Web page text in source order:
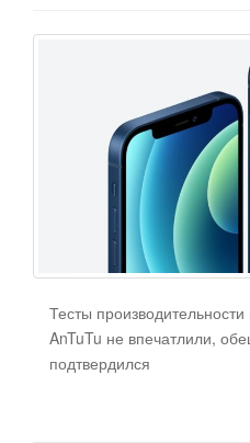
Тесты
AnTuTu не впечатлили,
подтвердился